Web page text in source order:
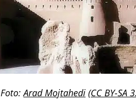
Foto:Arad Mojtahedi (CC BY-SA